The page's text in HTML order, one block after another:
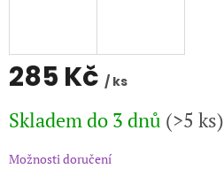
285 Kč / ks
cena:
Skladem do 3 dnů (>5 ks)
Možnosti doručení